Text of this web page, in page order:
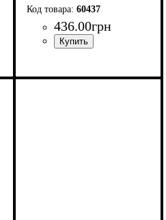
60437
436.00грн